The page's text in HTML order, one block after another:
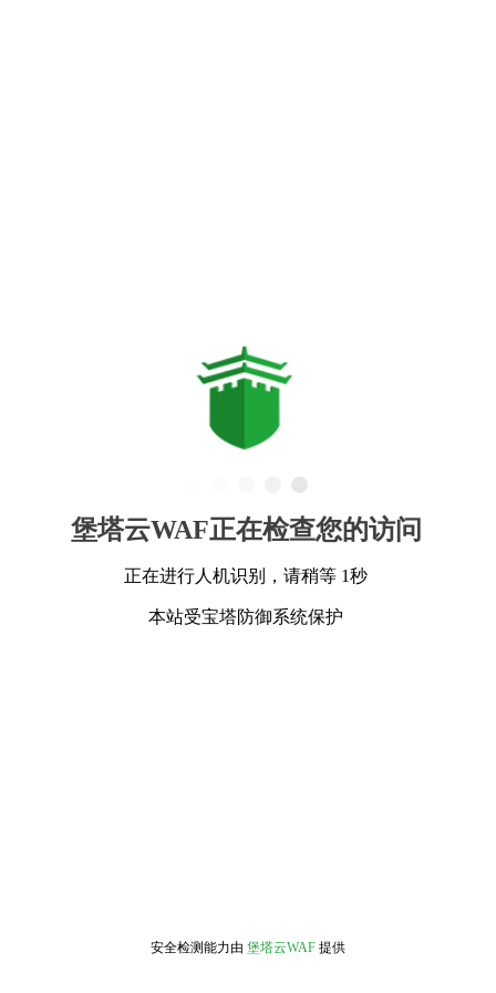
堡塔云WAF正在检查您的访问
正在进行人机识别，请稍等 1秒
本站受宝塔防御系统保护
安全检测能力由 堡塔云WAF 提供